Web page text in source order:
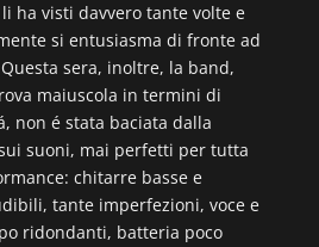
ha visti davvero tante volte e
si entusiasma di fronte ad
sera, inoltre, la band,
maiuscola in termini di
non é stata baciata dalla
suoni, mai perfetti per tutta
chitarre basse e
tante imperfezioni, voce e
ridondanti, batteria poco